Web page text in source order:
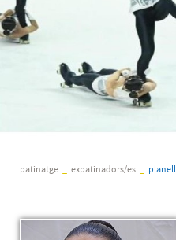
patinatge expatinadors/es